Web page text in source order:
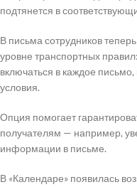
подтянется в
В письма сотрудников
уровне транспортных
включаться в каждое
условия.
Опция помогает
получателям — например,
информации в письме.
В «Календаре» появилась